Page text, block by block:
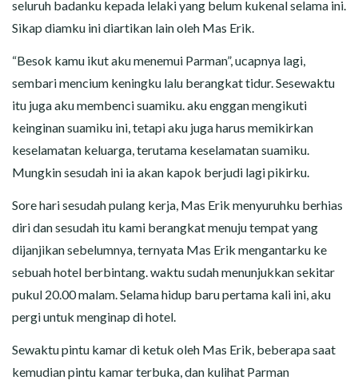
seluruh badanku kepada lelaki yang belum kukenal selama ini.
Sikap diamku ini diartikan lain oleh Mas Erik.
“Besok kamu ikut aku menemui Parman”, ucapnya lagi,
sembari mencium keningku lalu berangkat tidur. Sesewaktu
itu juga aku membenci suamiku. aku enggan mengikuti
keinginan suamiku ini, tetapi aku juga harus memikirkan
keselamatan keluarga, terutama keselamatan suamiku.
Mungkin sesudah ini ia akan kapok berjudi lagi pikirku.
Sore hari sesudah pulang kerja, Mas Erik menyuruhku berhias
diri dan sesudah itu kami berangkat menuju tempat yang
dijanjikan sebelumnya, ternyata Mas Erik mengantarku ke
sebuah hotel berbintang. waktu sudah menunjukkan sekitar
pukul 20.00 malam. Selama hidup baru pertama kali ini, aku
pergi untuk menginap di hotel.
Sewaktu pintu kamar di ketuk oleh Mas Erik, beberapa saat
kemudian pintu kamar terbuka, dan kulihat Parman